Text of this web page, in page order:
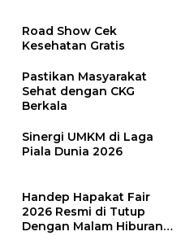
Road Show Cek
Kesehatan Gratis
Pastikan Masyarakat
Sehat dengan CKG
Berkala
Sinergi UMKM di Laga
Piala Dunia 2026
Handep Hapakat Fair
2026 Resmi di Tutup
Dengan Malam Hiburan